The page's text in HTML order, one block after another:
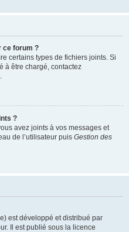
ce forum ?
certains types de fichiers joints. Si
à être chargé, contactez
?
avez joints à vos messages et
de l’utilisateur puis Gestion des
est développé et distribué par
Il est publié sous la licence